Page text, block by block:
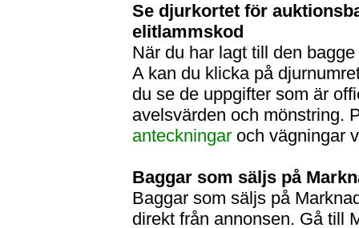
Se djurkortet för
elitlammskod
När du har lagt till den
A kan du klicka på
du se de uppgifter som är
avelsvärden och mönstring.
anteckningar och vägningar
Baggar som säljs på
Baggar som säljs på
direkt från annonsen. Gå till